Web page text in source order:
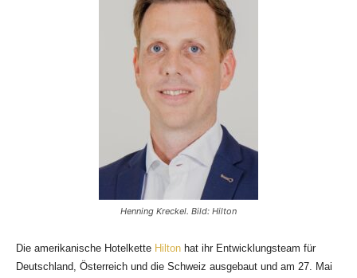
Henning Kreckel. Bild: Hilton
Die amerikanische Hotelkette Hilton hat ihr Entwicklungsteam für
Deutschland, Österreich und die Schweiz ausgebaut und am 27. Mai